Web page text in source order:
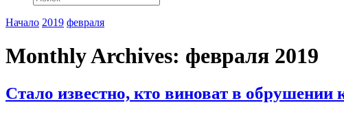
Начало 2019 февраля
Monthly Archives: февраля 2019
Стало известно, кто виноват в